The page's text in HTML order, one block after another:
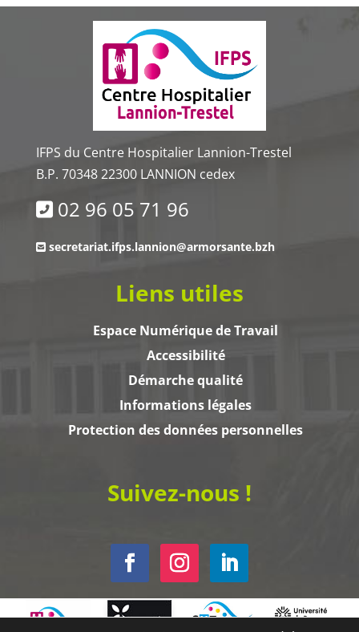
IFPS du Centre Hospitalier Lannion-Trestel
B.P. 70348 22300 LANNION cedex
02 96 05 71 96
secretariat.ifps.lannion@armorsante.bzh
Liens utiles
Espace Numérique de Travail
Accessibilité
Démarche qualité
Informations légales
Protection des données personnelles
Suivez-nous !